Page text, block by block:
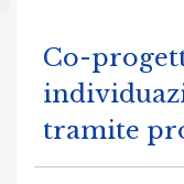
Co-
tramite